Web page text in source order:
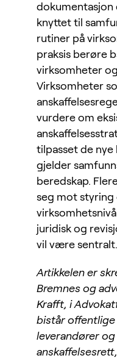
knyttet til
rutiner på
praksis berøre
virksomheter
Virksomheter
vurdere om
tilpasset de
gjelder
beredskap.
seg mot styring
juridisk og
vil være sentralt.
Artikkelen er
Bremnes og
Krafft, i
bistår offentlige
leverandører